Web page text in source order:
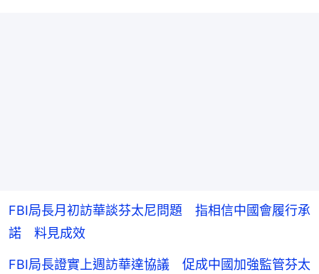
FBI局長月初訪華談芬太尼問題 指相信中國會履行承
諾 料見成效
FBI局長證實上週訪華達協議 促成中國加強監管芬太